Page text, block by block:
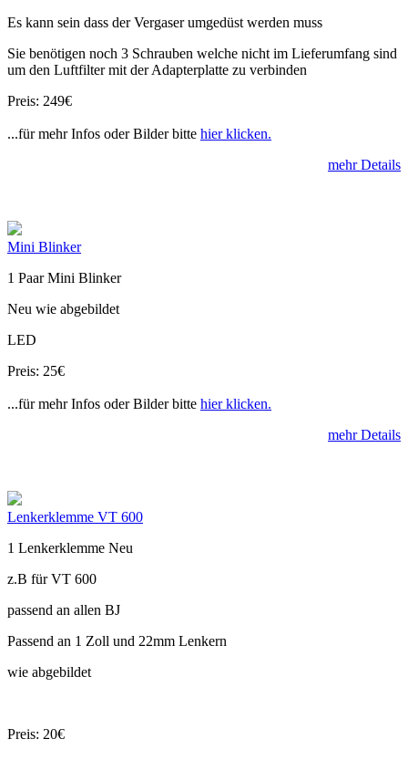
Es kann sein dass der Vergaser umgedüst werden muss
Sie benötigen noch 3 Schrauben welche nicht im Lieferumfang sind
um den Luftfilter mit der Adapterplatte zu verbinden
Preis: 249€
...für mehr Infos oder Bilder bitte hier klicken.
mehr Details
Mini Blinker
1 Paar Mini Blinker
Neu wie abgebildet
LED
Preis: 25€
...für mehr Infos oder Bilder bitte hier klicken.
mehr Details
Lenkerklemme VT 600
1 Lenkerklemme Neu
z.B für VT 600
passend an allen BJ
Passend an 1 Zoll und 22mm Lenkern
wie abgebildet
Preis: 20€